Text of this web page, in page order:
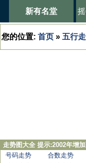
新有名堂
您的位置: 首页 » 五行
走势图大全 提示:2002年增
号码走势
合数走势